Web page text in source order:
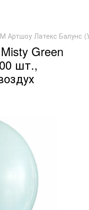
Артшоу Латекс Балунс
Green
шт.,